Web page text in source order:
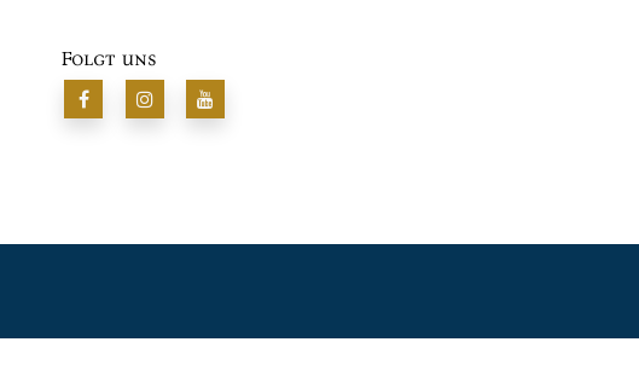
Folgt uns